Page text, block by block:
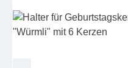
Bildergalerie überspringen